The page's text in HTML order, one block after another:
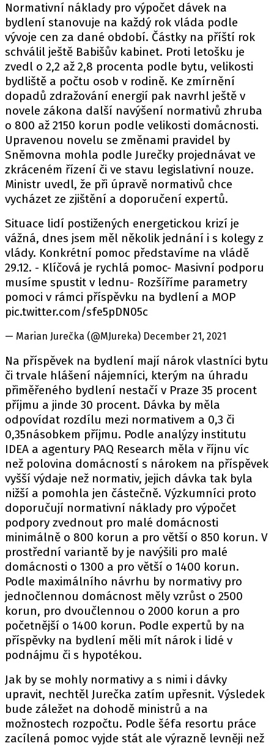
Normativní náklady pro výpočet dávek na
bydlení stanovuje na každý rok vláda podle
vývoje cen za dané období. Částky na příští rok
schválil ještě Babišův kabinet. Proti letošku je
zvedl o 2,2 až 2,8 procenta podle bytu, velikosti
bydliště a počtu osob v rodině. Ke zmírnění
dopadů zdražování energií pak navrhl ještě v
novele zákona další navýšení normativů zhruba
o 800 až 2150 korun podle velikosti domácnosti.
Upravenou novelu se změnami pravidel by
Sněmovna mohla podle Jurečky projednávat ve
zkráceném řízení či ve stavu legislativní nouze.
Ministr uvedl, že při úpravě normativů chce
vycházet ze zjištění a doporučení expertů.
Situace lidí postižených energetickou krizí je
vážná, dnes jsem měl několik jednání i s kolegy z
vlády. Konkrétní pomoc představíme na vládě
29.12. - Klíčová je rychlá pomoc- Masivní podporu
musíme spustit v lednu- Rozšíříme parametry
pomoci v rámci příspěvku na bydlení a MOP
pic.twitter.com/sfe5pDN05c
— Marian Jurečka (@MJureka) December 21, 2021
Na příspěvek na bydlení mají nárok vlastníci bytu
či trvale hlášení nájemníci, kterým na úhradu
přiměřeného bydlení nestačí v Praze 35 procent
příjmu a jinde 30 procent. Dávka by měla
odpovídat rozdílu mezi normativem a 0,3 či
0,35násobkem příjmu. Podle analýzy institutu
IDEA a agentury PAQ Research měla v říjnu víc
než polovina domácností s nárokem na příspěvek
vyšší výdaje než normativ, jejich dávka tak byla
nižší a pomohla jen částečně. Výzkumníci proto
doporučují normativní náklady pro výpočet
podpory zvednout pro malé domácnosti
minimálně o 800 korun a pro větší o 850 korun. V
prostřední variantě by je navýšili pro malé
domácnosti o 1300 a pro větší o 1400 korun.
Podle maximálního návrhu by normativy pro
jednočlennou domácnost měly vzrůst o 2500
korun, pro dvoučlennou o 2000 korun a pro
početnější o 1400 korun. Podle expertů by na
příspěvky na bydlení měli mít nárok i lidé v
podnájmu či s hypotékou.
Jak by se mohly normativy a s nimi i dávky
upravit, nechtěl Jurečka zatím upřesnit. Výsledek
bude záležet na dohodě ministrů a na
možnostech rozpočtu. Podle šéfa resortu práce
zacílená pomoc vyjde stát ale výrazně levněji než